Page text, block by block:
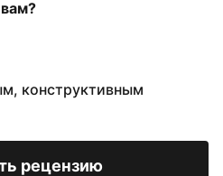
конструктивным
рецензию